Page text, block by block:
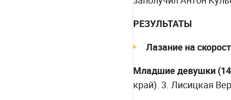
РЕЗУЛЬТАТЫ
Лазание на
Младшие девушки
край). 3. Лисицкая